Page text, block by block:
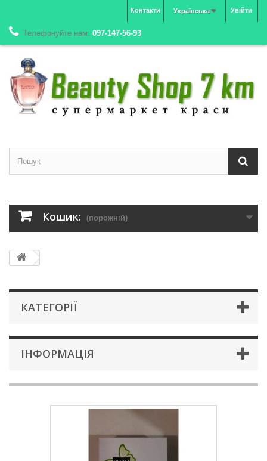
Увійти
Українська
Контакти
Телефонуйте нам: 097-147-56-93
Кошик: (порожній)
КАТЕГОРІЇ
ІНФОРМАЦІЯ